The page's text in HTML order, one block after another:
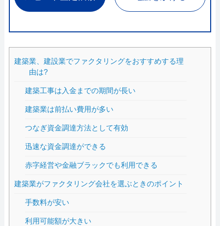
建築業、建設業でファクタリングをおすすめする理
由は?
建築工事は入金までの期間が長い
建築業は前払い費用が多い
つなぎ資金調達方法として有効
迅速な資金調達ができる
赤字経営や金融ブラックでも利用できる
建築業がファクタリング会社を選ぶときのポイント
手数料が安い
利用可能額が大きい